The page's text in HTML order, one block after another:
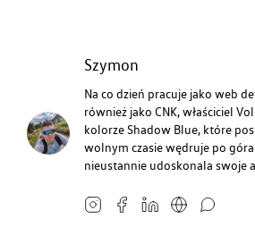
Szymon
Na co dzień pracuje jako web
również jako CNK, właściciel
kolorze Shadow Blue, które
wolnym czasie wędruje po
nieustannie udoskonala swoje